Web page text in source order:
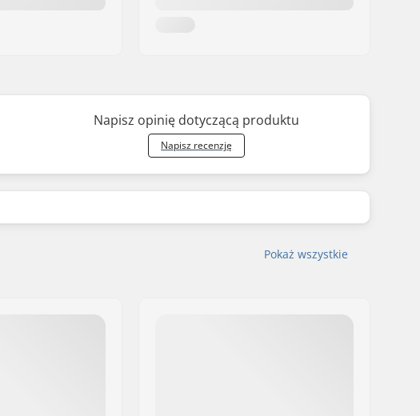
Napisz opinię dotyczącą produktu
Napisz recenzję
Pokaż wszystkie